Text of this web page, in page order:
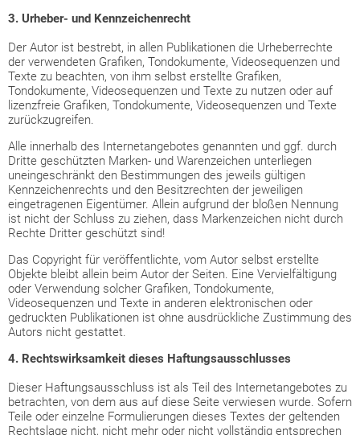
3. Urheber- und Kennzeichenrecht
Der Autor ist bestrebt, in allen Publikationen die Urheberrechte
der verwendeten Grafiken, Tondokumente, Videosequenzen und
Texte zu beachten, von ihm selbst erstellte Grafiken,
Tondokumente, Videosequenzen und Texte zu nutzen oder auf
lizenzfreie Grafiken, Tondokumente, Videosequenzen und Texte
zurückzugreifen.
Alle innerhalb des Internetangebotes genannten und ggf. durch
Dritte geschützten Marken- und Warenzeichen unterliegen
uneingeschränkt den Bestimmungen des jeweils gültigen
Kennzeichenrechts und den Besitzrechten der jeweiligen
eingetragenen Eigentümer. Allein aufgrund der bloßen Nennung
ist nicht der Schluss zu ziehen, dass Markenzeichen nicht durch
Rechte Dritter geschützt sind!
Das Copyright für veröffentlichte, vom Autor selbst erstellte
Objekte bleibt allein beim Autor der Seiten. Eine Vervielfältigung
oder Verwendung solcher Grafiken, Tondokumente,
Videosequenzen und Texte in anderen elektronischen oder
gedruckten Publikationen ist ohne ausdrückliche Zustimmung des
Autors nicht gestattet.
4. Rechtswirksamkeit dieses Haftungsausschlusses
Dieser Haftungsausschluss ist als Teil des Internetangebotes zu
betrachten, von dem aus auf diese Seite verwiesen wurde. Sofern
Teile oder einzelne Formulierungen dieses Textes der geltenden
Rechtslage nicht, nicht mehr oder nicht vollständig entsprechen